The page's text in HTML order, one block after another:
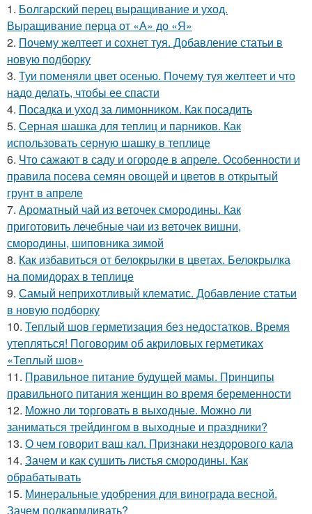
1. Болгарский перец выращивание и уход.
Выращивание перца от «А» до «Я»
2. Почему желтеет и сохнет туя. Добавление статьи в
новую подборку
3. Туи поменяли цвет осенью. Почему туя желтеет и что
надо делать, чтобы ее спасти
4. Посадка и уход за лимонником. Как посадить
5. Серная шашка для теплиц и парников. Как
использовать серную шашку в теплице
6. Что сажают в саду и огороде в апреле. Особенности и
правила посева семян овощей и цветов в открытый
грунт в апреле
7. Ароматный чай из веточек смородины. Как
приготовить лечебные чаи из веточек вишни,
смородины, шиповника зимой
8. Как избавиться от белокрылки в цветах. Белокрылка
на помидорах в теплице
9. Самый неприхотливый клематис. Добавление статьи
в новую подборку
10. Теплый шов герметизация без недостатков. Время
утепляться! Поговорим об акриловых герметиках
«Теплый шов»
11. Правильное питание будущей мамы. Принципы
правильного питания женщин во время беременности
12. Можно ли торговать в выходные. Можно ли
заниматься трейдингом в выходные и праздники?
13. О чем говорит ваш кал. Признаки нездорового кала
14. Зачем и как сушить листья смородины. Как
обрабатывать
15. Минеральные удобрения для винограда весной.
Зачем подкармливать?